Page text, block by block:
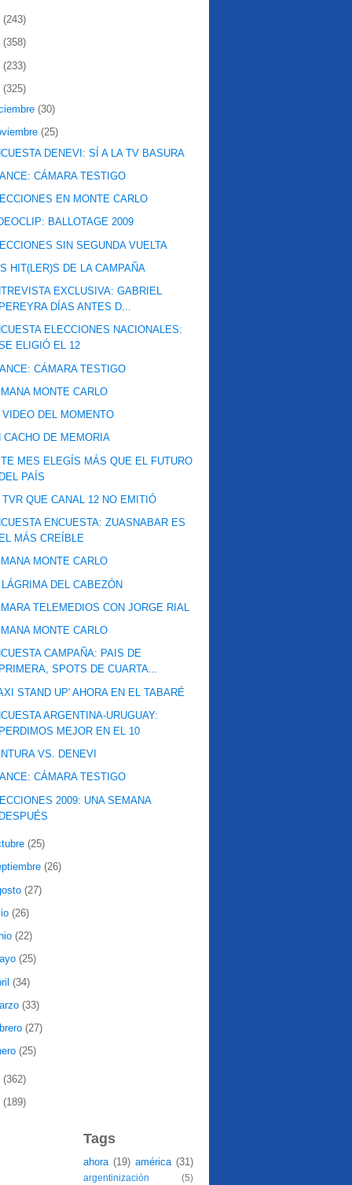
(243)
(358)
(233)
(325)
(30)
(25)
DENEVI: SÍ A LA TV BASURA
CÁMARA TESTIGO
EN MONTE CARLO
BALLOTAGE 2009
SIN SEGUNDA VUELTA
HIT(LER)S DE LA CAMPAÑA
EXCLUSIVA: GABRIEL
DÍAS ANTES D...
ELECCIONES NACIONALES:
ELIGIÓ EL 12
CÁMARA TESTIGO
MONTE CARLO
VIDEO DEL MOMENTO
CACHO DE MEMORIA
MES ELEGÍS MÁS QUE EL FUTURO
PAÍS
TVR QUE CANAL 12 NO EMITIÓ
ENCUESTA: ZUASNABAR ES
MÁS CREÍBLE
MONTE CARLO
LÁGRIMA DEL CABEZÓN
TELEMEDIOS CON JORGE RIAL
MONTE CARLO
CAMPAÑA: PAIS DE
SPOTS DE CUARTA...
STAND UP' AHORA EN EL TABARÉ
ARGENTINA-URUGUAY:
MEJOR EN EL 10
VS. DENEVI
CÁMARA TESTIGO
2009: UNA SEMANA
(25)
(26)
(27)
(26)
(22)
(25)
(34)
(33)
(27)
(25)
(362)
(189)
Tags
ahora (19) américa (31)
argentinización (5)